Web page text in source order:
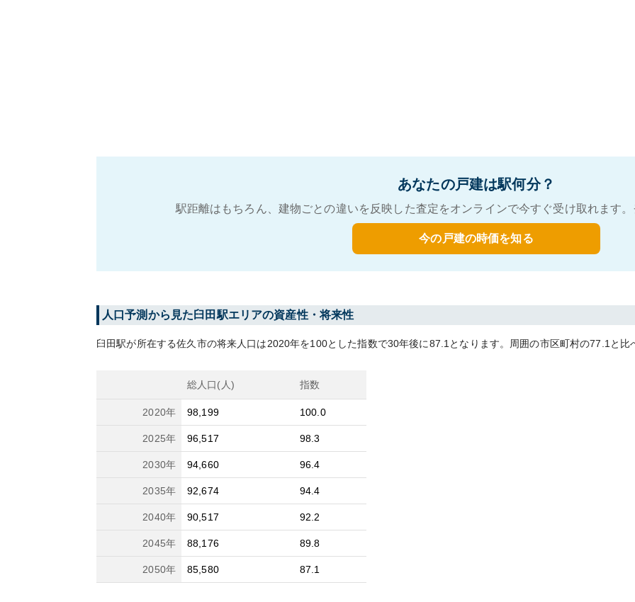
あなたの戸建は駅何分？
駅距離はもちろん、建物ごとの違いを反映した査定をオンラインで今すぐ受け取れます
今の戸建の時価を知る
人口予測から見た 臼田駅エリアの資産性・将来性
臼田駅が所在する佐久市の将来人口は2020年を100とした指数で30年後に87.1 となります。 周囲の市区町村の77.1 と比
総人口(人) 指数
2020年 98,199 100.0
2025年 96,517 98.3
2030年 94,660 96.4
2035年 92,674 94.4
2040年 90,517 92.2
2045年 88,176 89.8
2050年 85,580 87.1